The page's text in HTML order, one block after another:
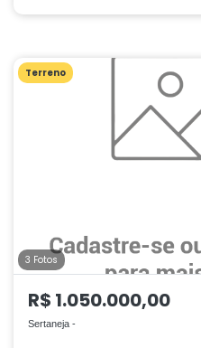
Terreno
3 Fotos
R$ 1.050.000,00
Sertaneja -